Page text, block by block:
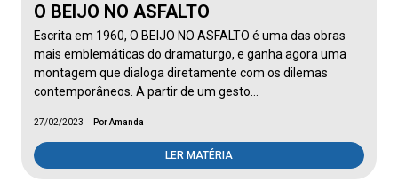
O BEIJO NO ASFALTO
Escrita em 1960, O BEIJO NO ASFALTO é uma das obras
mais emblemáticas do dramaturgo, e ganha agora uma
montagem que dialoga diretamente com os dilemas
contemporâneos. A partir de um gesto…
27/02/2023 Por Amanda
LER MATÉRIA